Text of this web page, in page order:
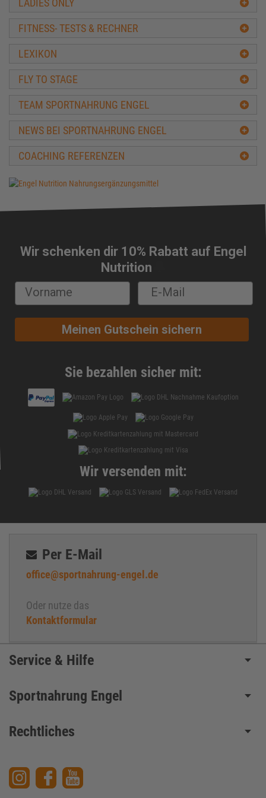
Mandelmus mit Bananenflair
Reiswaffeln mit Obst-Eiklar
Maisgrieß mit Eiklar
Dinkel-Omelett mit Erdbeeren und Protein-Dressing
Z'Oats Rezept
Rezepte Mittagsessen
Rezepte Vorspeisen
Rezepte Shakes
Rezepte Snacks
Rezepte Vegetarier
Buddha Bowls
Die 3 besten Protein Pancake Frühstücksrezepte
LADIES ONLY
FITNESS- TESTS & RECHNER
LEXIKON
FLY TO STAGE
TEAM SPORTNAHRUNG ENGEL
NEWS BEI SPORTNAHRUNG ENGEL
COACHING REFERENZEN
Wir schenken dir 10% Rabatt auf Engel
Nutrition
Meinen Gutschein sichern
Sie bezahlen sicher mit:
Wir versenden mit:
Per E-Mail
office@sportnahrung-engel.de
Oder nutze das
Kontaktformular
Service & Hilfe
Sportnahrung Engel
Rechtliches